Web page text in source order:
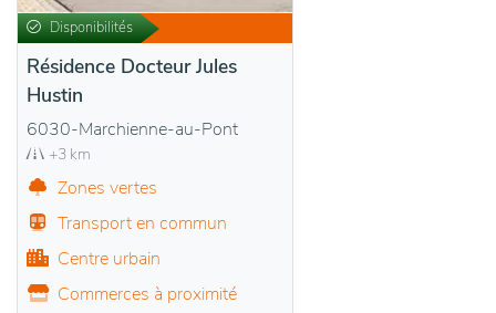
Disponibilités
Résidence Docteur Jules
Hustin
6030-Marchienne-au-Pont
+3 km
Zones vertes
Transport en commun
Centre urbain
Commerces à proximité